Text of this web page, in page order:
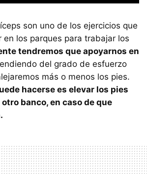
son uno de los ejercicios que
en los parques para trabajar los
tendremos que apoyarnos en
del grado de esfuerzo
más o menos los pies.
hacerse es elevar los pies
banco, en caso de que